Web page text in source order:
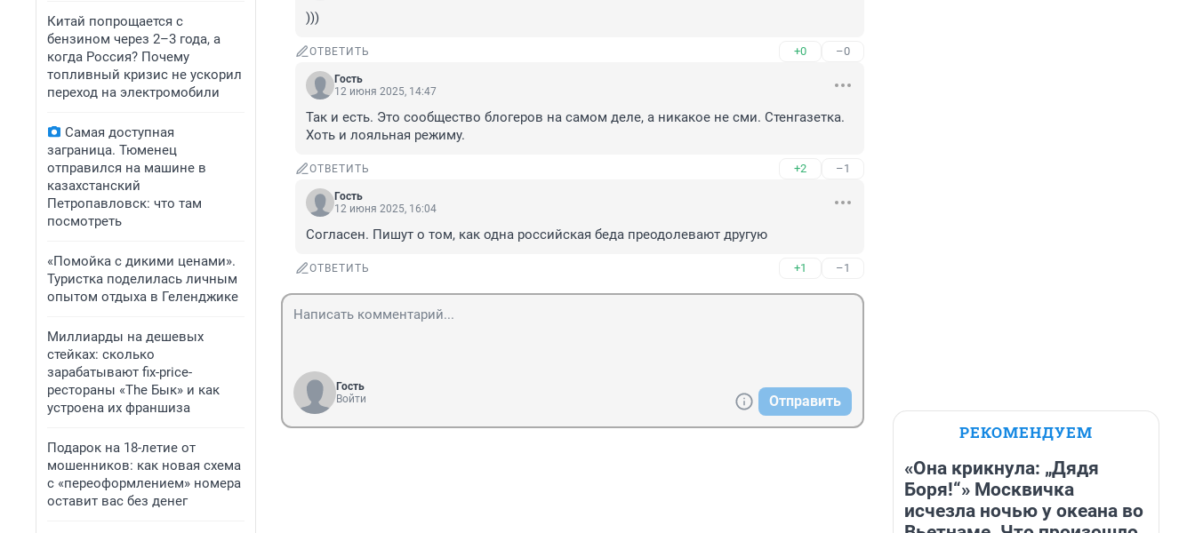
Китай попрощается с
бензином через 2–3 года, а
когда Россия? Почему
топливный кризис не ускорил
переход на электромобили
Самая доступная
заграница. Тюменец
отправился на машине в
казахстанский
Петропавловск: что там
посмотреть
«Помойка с дикими ценами».
Туристка поделилась личным
опытом отдыха в Геленджике
Миллиарды на дешевых
стейках: сколько
зарабатывают fix-price-
рестораны «The Бык» и как
устроена их франшиза
Подарок на 18-летие от
мошенников: как новая схема
с «переоформлением» номера
оставит вас без денег
)))
ОТВЕТИТЬ +0 –0
Гость
12 июня 2025, 14:47
Так и есть. Это сообщество блогеров на самом деле, а никакое не сми. Стенгазетка.
Хоть и лояльная режиму.
ОТВЕТИТЬ +2 –1
Гость
12 июня 2025, 16:04
Согласен. Пишут о том, как одна российская беда преодолевают другую
ОТВЕТИТЬ +1 –1
Гость
Войти
Отправить
РЕКОМЕНДУЕМ
«Она крикнула: „Дядя
Боря!“» Москвичка
исчезла ночью у океана во